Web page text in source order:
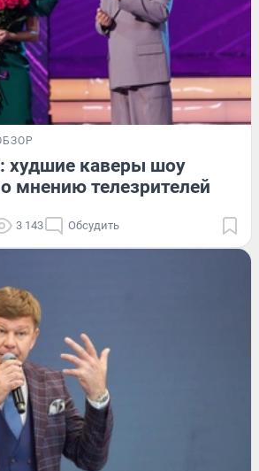
худшие каверы шоу
мнению телезрителей
3 143 Обсудить